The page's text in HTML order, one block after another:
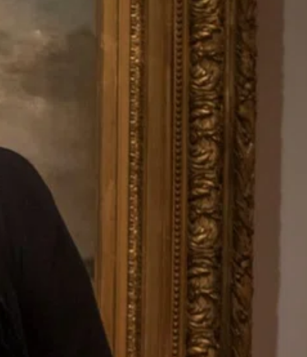
STEUN
DONEER
social media) in staat om doelgerichter informatie te kunnen
aanbieden.
Als u onderdelen uitzet, werken sommige functies binnen de
website wellicht niet of niet goed. U kunt uw voorkeuren
voor het plaatsen van cookies altijd nog aanpassen.
ACCEPTEER ALLES VOORKEUREN OPSLAAN